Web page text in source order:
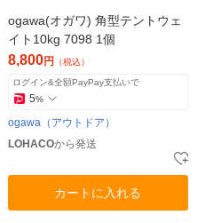
ogawa(オガワ) 角型テントウェ
イト10kg 7098 1個
8,800円 （税込）
ログイン&全額PayPay支払いで
5%
ogawa（アウトドア）
LOHACOから発送
カートに入れる